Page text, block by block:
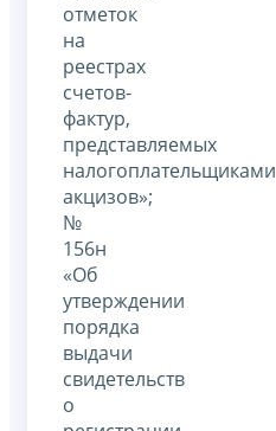
отметок
на
реестрах
счетов-
фактур,
представляемых
налогоплательщиками
акцизов»;
№
156н
«Об
утверждении
порядка
выдачи
свидетельств
о